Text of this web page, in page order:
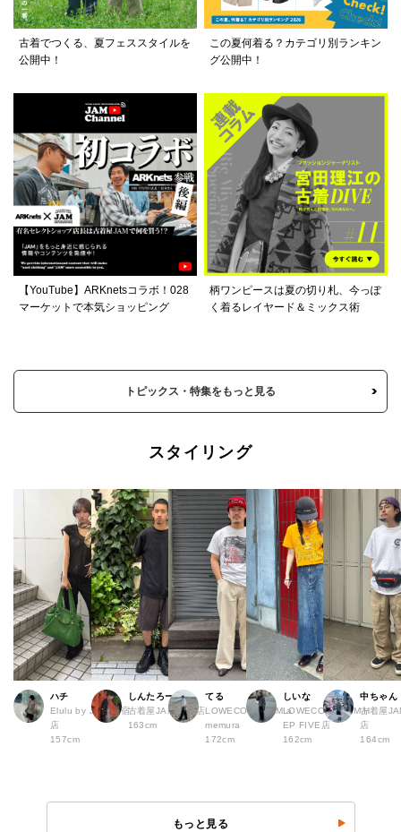
古着でつくる、夏フェススタイルを
公開中！
この夏何着る？カテゴリ別ランキン
グ公開中！
【YouTube】ARKnetsコラボ！028
マーケットで本気ショッピング
柄ワンピースは夏の切り札、今っぽ
く着るレイヤード＆ミックス術
トピックス・特集をもっと見る
スタイリング
ハチ
Elulu by JAM 原宿
店
157cm
しんたろー
古着屋JAM 仙台店
163cm
てる
LOWECO by JAM a
memura
172cm
しいな
LOWECO by JAM H
EP FIVE店
162cm
中ちゃん
古着屋
店
164cm
もっと見る